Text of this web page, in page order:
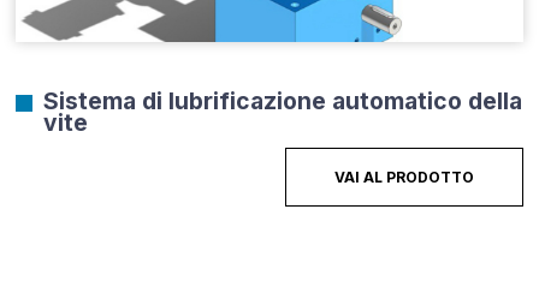
Sistema di lubrificazione automatico della
vite
VAI AL PRODOTTO